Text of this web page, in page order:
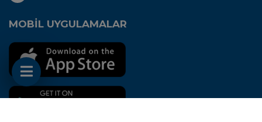
MOBİL UYGULAMALAR